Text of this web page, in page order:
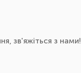
зв'яжіться з нами!